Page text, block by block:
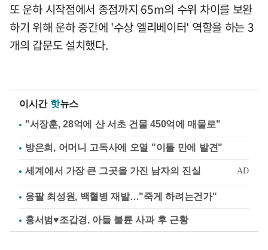
또 운하 시작점에서 종점까지 65m의 수위 차이를 보완
하기 위해 운하 중간에 '수상 엘리베이터' 역할을 하는 3
개의 갑문도 설치했다.
이시간 핫뉴스
"서장훈, 28억에 산 서초 건물 450억에 매물로"
방은희, 어머니 고독사에 오열 "이틀 만에 발견"
응팔 최성원, 백혈병 재발…"죽게 하려는건가"
홍서범♥조갑경, 아들 불륜 사과 후 근황